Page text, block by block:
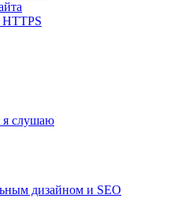
HTTPS
я слушаю
дизайном и SEO